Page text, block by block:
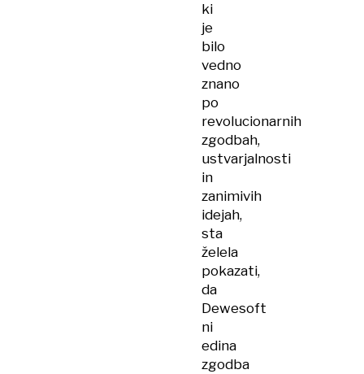
ki
je
bilo
vedno
znano
po
revolucionarnih
zgodbah,
ustvarjalnosti
in
zanimivih
idejah,
sta
želela
pokazati,
da
Dewesoft
ni
edina
zgodba